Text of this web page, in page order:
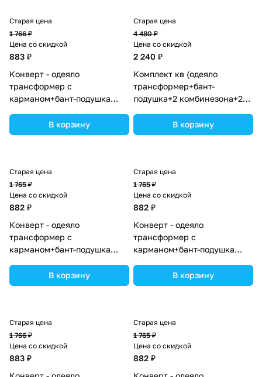
Старая цена
1 766 ₽
Цена со скидкой
883 ₽
Конверт - одеяло
трансформер с
карманом+бант-подушка
(№7498-0-1_09) цвета в
ассортименте.
В корзину
Старая цена
4 480 ₽
Цена со скидкой
2 240 ₽
Комплект кв (одеяло
трансформер+бант-
подушка+2 комбинезона+2
2_07) цвета в ассортименте.
В корзину
Старая цена
1 765 ₽
Цена со скидкой
882 ₽
Конверт - одеяло
трансформер с
карманом+бант-подушка
(№7496-0-1_11) цвета в
ассортименте.
В корзину
Старая цена
1 765 ₽
Цена со скидкой
882 ₽
Конверт - одеяло
трансформер с
карманом+бант-подушка
(№7496-0-1_14) цвета в
ассортименте.
В корзину
Старая цена
1 766 ₽
Цена со скидкой
883 ₽
Старая цена
1 765 ₽
Цена со скидкой
882 ₽